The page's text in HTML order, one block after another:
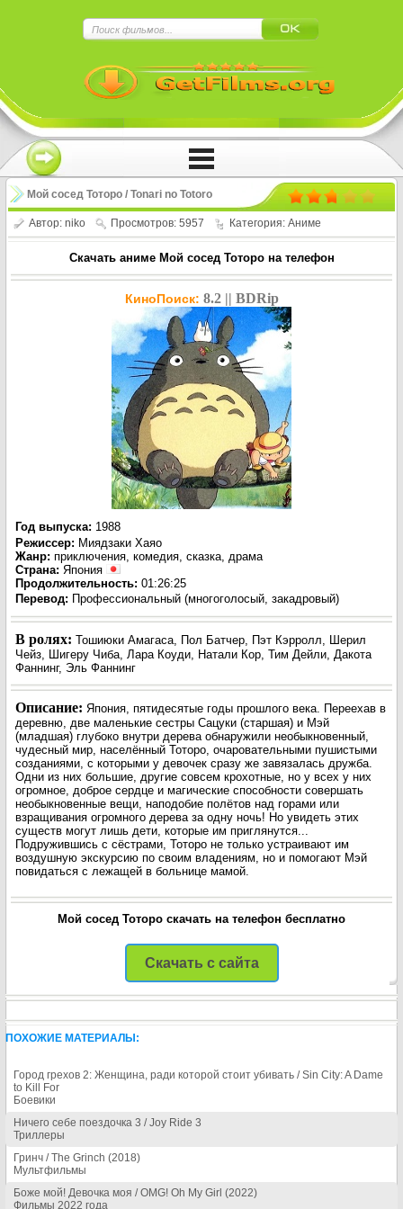
Мой сосед Тоторо / Tonari no Totoro
Автор: niko Просмотров: 5957 Категория: Аниме
Скачать аниме Мой сосед Тоторо на телефон
КиноПоиск: 8.2 || BDRip
Год выпуска: 1988
Режиссер: Миядзаки Хаяо
Жанр: приключения, комедия, сказка, драма
Страна: Япония
Продолжительность: 01:26:25
Перевод: Профессиональный (многоголосый, закадровый)
В ролях: Тошиюки Амагаса, Пол Батчер, Пэт Кэрролл, Шерил
Чейз, Шигеру Чиба, Лара Коуди, Натали Кор, Тим Дейли, Дакота
Фаннинг, Эль Фаннинг
Описание: Япония, пятидесятые годы прошлого века. Переехав в
деревню, две маленькие сестры Сацуки (старшая) и Мэй
(младшая) глубоко внутри дерева обнаружили необыкновенный,
чудесный мир, населённый Тоторо, очаровательными пушистыми
созданиями, с которыми у девочек сразу же завязалась дружба.
Одни из них большие, другие совсем крохотные, но у всех у них
огромное, доброе сердце и магические способности совершать
необыкновенные вещи, наподобие полётов над горами или
взращивания огромного дерева за одну ночь! Но увидеть этих
существ могут лишь дети, которые им приглянутся...
Подружившись с сёстрами, Тоторо не только устраивают им
воздушную экскурсию по своим владениям, но и помогают Мэй
повидаться с лежащей в больнице мамой.
Мой сосед Тоторо скачать на телефон бесплатно
Нажмите на
!!!Если Вы с телефона сперва нажмите на
троеточие в правом верхнем углу!!!
Скачать с сайта
ПОХОЖИЕ МАТЕРИАЛЫ:
Город грехов 2: Женщина, ради которой стоит убивать / Sin City: A Dame
to Kill For
Боевики
Ничего себе поездочка 3 / Joy Ride 3
Триллеры
Гринч / The Grinch (2018)
Мультфильмы
Боже мой! Девочка моя / OMG! Oh My Girl (2022)
Фильмы 2022 года